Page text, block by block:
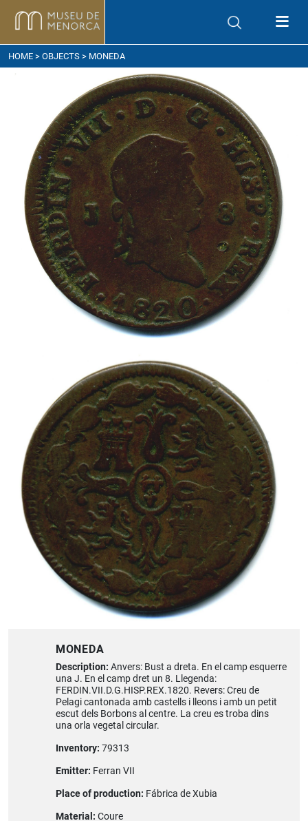
to get here
HOME > OBJECTS > MONEDA
MONEDA
Description: Anvers: Bust a dreta. En el camp esquerre
una J. En el camp dret un 8. Llegenda:
FERDIN.VII.D.G.HISP.REX.1820. Revers: Creu de
Pelagi cantonada amb castells i lleons i amb un petit
escut dels Borbons al centre. La creu es troba dins
una orla vegetal circular.
Inventory: 79313
Emitter: Ferran VII
Place of production: Fábrica de Xubia
Material: Coure